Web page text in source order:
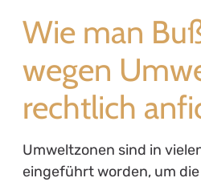
Wie man
wegen
rechtlich
Umweltzonen sind in
eingeführt worden, um